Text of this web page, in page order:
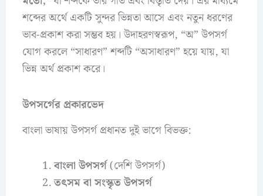
শব্দের অর্থে একটি সুন্দর ভিন্নতা আসে এবং নতুন ধরণের
ভাব-প্রকাশ করা সম্ভব হয়। উদাহরণস্বরূপ, “অ” উপসর্গ
যোগ করলে “সাধারণ” শব্দটি “অসাধারণ” হয়ে যায়, যা
ভিন্ন অর্থ প্রকাশ করে।​
উপসর্গের প্রকারভেদ
বাংলা ভাষায় উপসর্গ প্রধানত দুই ভাগে বিভক্ত:
বাংলা উপসর্গ(দেশি উপসর্গ)
তৎসম বা সংস্কৃত উপসর্গ